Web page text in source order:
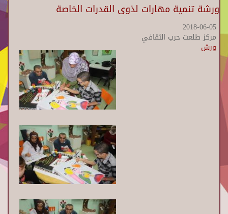
ورشة تنمية مهارات لذوى القدرات الخاصة
2018-06-05
مركز طلعت حرب الثقافي
ورش